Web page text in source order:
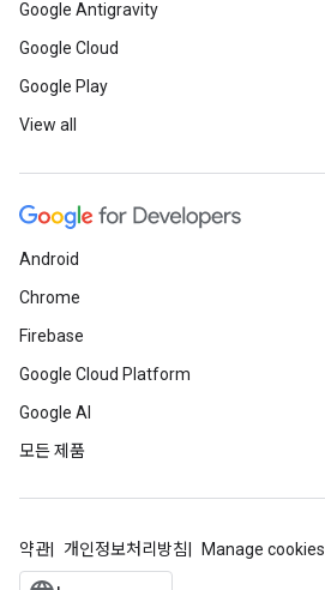
Google Antigravity
Google Cloud
Google Play
View all
Android
Chrome
Firebase
Google Cloud Platform
Google AI
모든 제품
약관 개인정보처리방침 Manage cookies